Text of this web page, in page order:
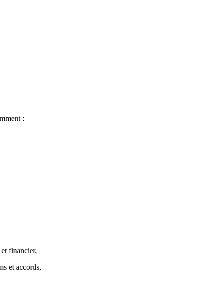
:
financier,
et accords,